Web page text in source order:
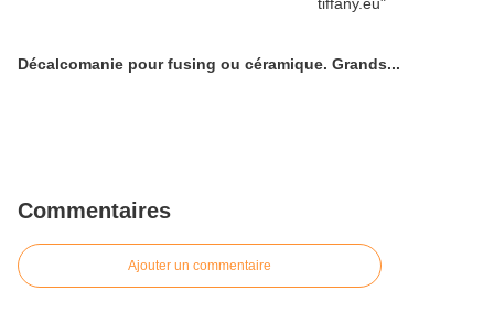
Décalcomanie pour fusing ou céramique. Grands...
Commentaires
Ajouter un commentaire